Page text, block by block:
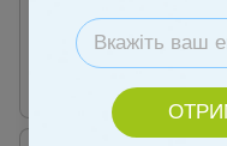
589 грн
Купити